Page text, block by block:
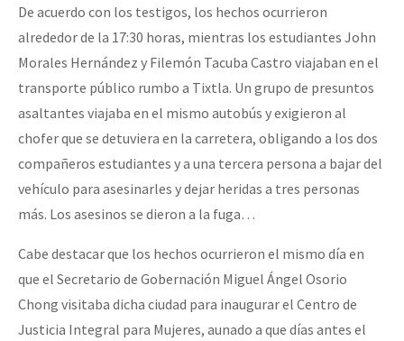
De acuerdo con los testigos, los hechos ocurrieron
alrededor de la 17:30 horas, mientras los estudiantes John
Morales Hernández y Filemón Tacuba Castro viajaban en el
transporte público rumbo a Tixtla. Un grupo de presuntos
asaltantes viajaba en el mismo autobús y exigieron al
chofer que se detuviera en la carretera, obligando a los dos
compañeros estudiantes y a una tercera persona a bajar del
vehículo para asesinarles y dejar heridas a tres personas
más. Los asesinos se dieron a la fuga…
Cabe destacar que los hechos ocurrieron el mismo día en
que el Secretario de Gobernación Miguel Ángel Osorio
Chong visitaba dicha ciudad para inaugurar el Centro de
Justicia Integral para Mujeres, aunado a que días antes el